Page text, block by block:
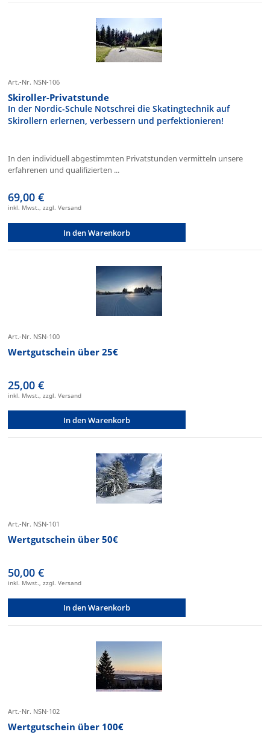
Art.-Nr. NSN-106
Skiroller-Privatstunde
In der Nordic-Schule Notschrei die Skatingtechnik auf
Skirollern erlernen, verbessern und perfektionieren!
In den individuell abgestimmten Privatstunden vermitteln unsere
erfahrenen und qualifizierten ...
69,00 €
inkl. Mwst., zzgl. Versand
In den Warenkorb
Art.-Nr. NSN-100
Wertgutschein über 25€
25,00 €
inkl. Mwst., zzgl. Versand
In den Warenkorb
Art.-Nr. NSN-101
Wertgutschein über 50€
50,00 €
inkl. Mwst., zzgl. Versand
In den Warenkorb
Art.-Nr. NSN-102
Wertgutschein über 100€